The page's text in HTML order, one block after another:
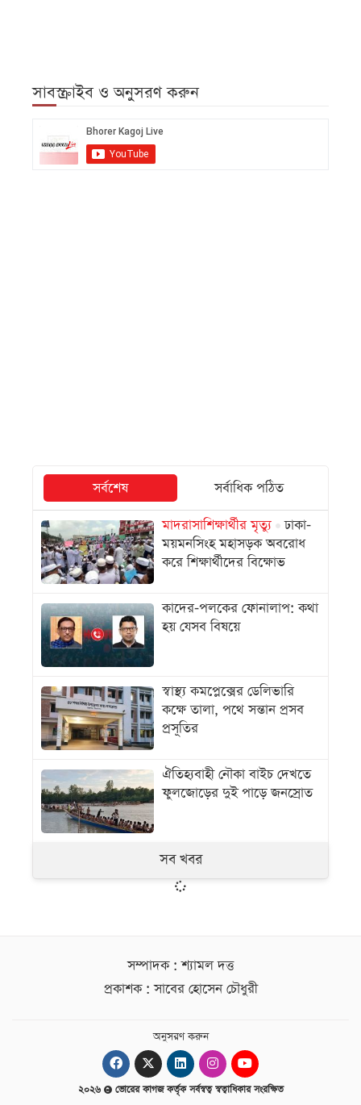
সাবস্ক্রাইব ও অনুসরণ করুন
সর্বশেষ
সর্বাধিক পঠিত
মাদরাসাশিক্ষার্থীর মৃত্যু
ঢাকা-
ময়মনসিংহ মহাসড়ক অবরোধ
করে শিক্ষার্থীদের বিক্ষোভ
কাদের-পলকের ফোনালাপ: কথা
হয় যেসব বিষয়ে
স্বাস্থ্য কমপ্লেক্সের ডেলিভারি
কক্ষে তালা, পথে সন্তান প্রসব
প্রসূতির
ঐতিহ্যবাহী নৌকা বাইচ দেখতে
ফুলজোড়ের দুই পাড়ে জনস্রোত
সব খবর
সম্পাদক : শ্যামল দত্ত
প্রকাশক : সাবের হোসেন চৌধুরী
অনুসরণ করুন
২০২৬ ভোরের কাগজ কর্তৃক সর্বস্বত্ব স্বত্বাধিকার সংরক্ষিত